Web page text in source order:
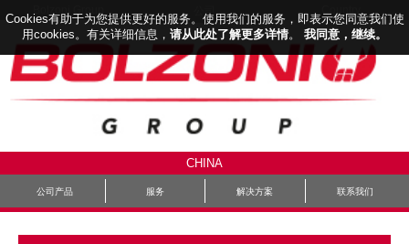
Cookies有助于为您提供更好的服务。使用我们的服务，即表示您同意我们使
用cookies。有关详细信息， 请从此处了解更多详情。 我同意，继续。
公司
CHINA
公司产品 服务 解决方案 联系我们